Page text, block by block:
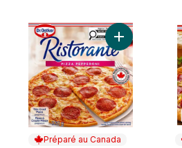
Préparé au Canada
Ajouter